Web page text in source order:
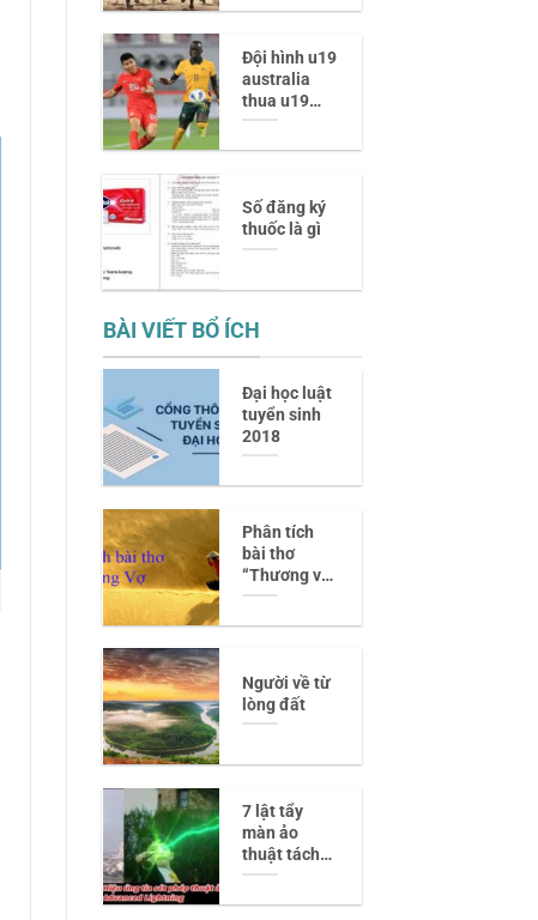
bước ngoặt
mới
Đội hình u19
australia
thua u19
việt nam
Số đăng ký
thuốc là gì
BÀI VIẾT BỔ ÍCH
Đại học luật
tuyển sinh
2018
Phân tích
bài thơ
“Thương vợ”
của Trần Tế
trọng của 1
người vợ tần
tảo
Người về từ
lòng đất
7 lật tẩy
màn ảo
thuật tách
đôi người